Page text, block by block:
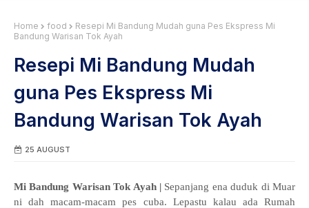
Home food
Resepi Mi Bandung Mudah guna Pes Ekspress Mi
Bandung Warisan Tok Ayah
Resepi Mi Bandung Mudah
guna Pes Ekspress Mi
Bandung Warisan Tok Ayah
25 AUGUST
Mi Bandung Warisan Tok Ayah | Sepanjang ena duduk di Muar
ni dah macam-macam pes cuba. Lepastu kalau ada Rumah